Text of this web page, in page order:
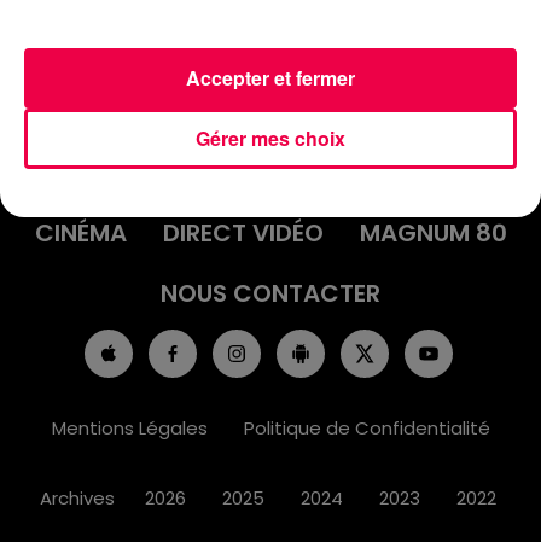
ACCUEIL INFOS
EMISSIONS
AGENDA
JEUX
PODCASTS
CINÉMA
DIRECT VIDÉO
MAGNUM 80
NOUS CONTACTER
Mentions Légales Politique de Confidentialité
Archives 2026 2025 2024 2023 2022
Gérer mes choix
Accepter et fermer